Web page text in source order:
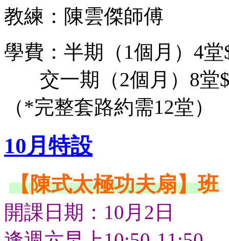
教練：陳雲傑師傅
學費：半期（1個月）4堂
交一期（2個月）8堂
（*完整套路約需12堂）
10月特設
【陳式太極功夫扇】班
開課日期：10月2日